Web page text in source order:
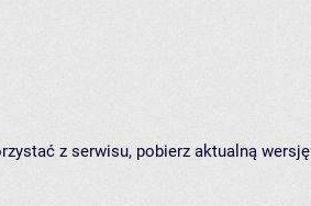
z serwisu, pobierz aktualną wersję